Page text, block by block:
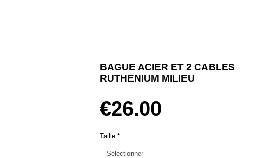
BAGUE ACIER ET 2 CABLES
RUTHENIUM MILIEU
€26.00
Taille *
Sélectionner